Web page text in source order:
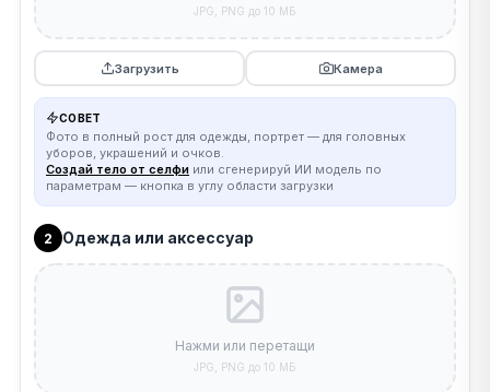
JPG, PNG до 10 МБ
Загрузить Камера
СОВЕТ
Фото в полный рост для одежды, портрет — для головных
уборов, украшений и очков.
Создай тело от селфи или сгенерируй ИИ модель по
параметрам — кнопка в углу области загрузки
2 Одежда или аксессуар
Нажми или перетащи
JPG, PNG до 10 МБ